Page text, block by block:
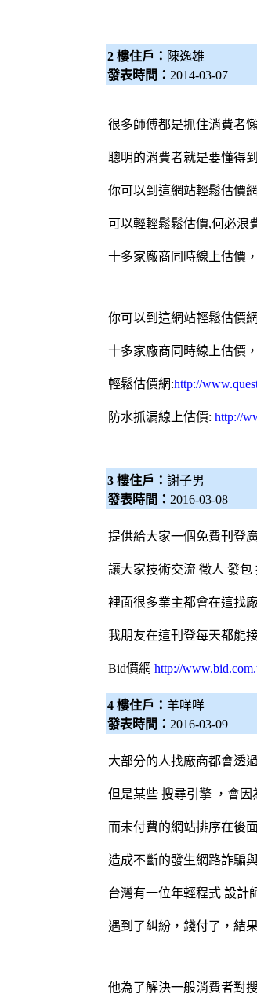
2 樓住戶： 陳逸雄
發表時間： 2014-03-07
很多師傅都是抓住消費者
聰明的消費者就是要懂得
你可以到這網站輕鬆估價網
可以輕輕鬆鬆估價,何必浪
十多家廠商同時線上估價
你可以到這網站輕鬆估價
十多家廠商同時線上估價
輕鬆估價網:http://
防水抓漏線上估價: http://
3 樓住戶： 謝子男
發表時間： 2016-03-08
提供給大家一個免費刊登
讓大家技術交流 徵人 發
裡面很多業主都會在這找
我朋友在這刊登每天都能
Bid價網 http://
4 樓住戶： 羊咩咩
發表時間： 2016-03-09
大部分的人找廠商都會透
但是某些 搜尋引擎，會因
而未付費的網站排序在後
造成不斷的發生網路詐騙
台灣有一位年輕程式 設計
遇到了糾紛，錢付了，結
他為了解決一般消費者對